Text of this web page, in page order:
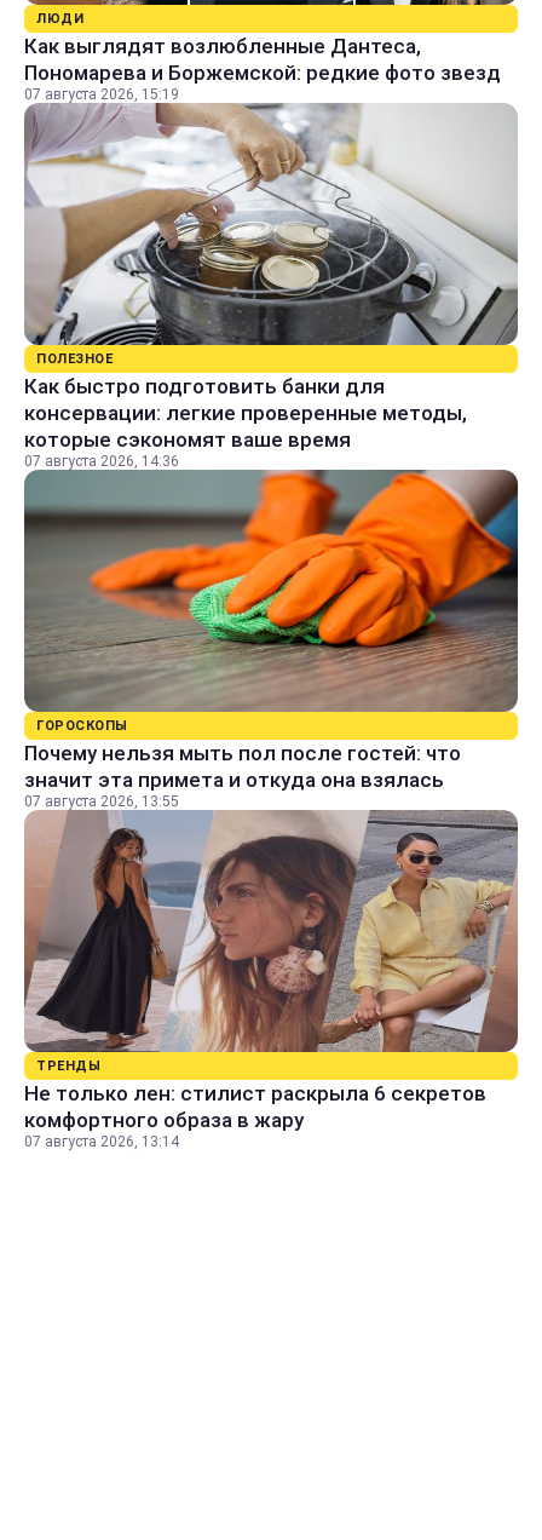
ЛЮДИ
Как выглядят возлюбленные Дантеса,
Пономарева и Боржемской: редкие фото звезд
07 августа 2026, 15:19
ПОЛЕЗНОЕ
Как быстро подготовить банки для
консервации: легкие проверенные методы,
которые сэкономят ваше время
07 августа 2026, 14:36
ГОРОСКОПЫ
Почему нельзя мыть пол после гостей: что
значит эта примета и откуда она взялась
07 августа 2026, 13:55
ТРЕНДЫ
Не только лен: стилист раскрыла 6 секретов
комфортного образа в жару
07 августа 2026, 13:14